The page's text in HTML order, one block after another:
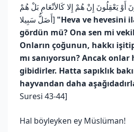
يَعْقِلُونَ إِنْ هُمْ إِلا كَالأنْعَامِ بَلْ هُمْ
أَضَلُّ سَبِيلا] "Heva ve hevesini
gördün mü? Ona sen mi
Onların çoğunun, hakkı
mı sanıyorsun? Ancak
gibidirler. Hatta sapıklık
hayvandan daha
Suresi 43-44]
Hal böyleyken ey Müslüman!